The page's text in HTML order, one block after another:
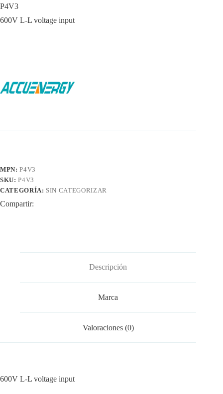
P4V3
600V L-L voltage input
MPN:P4V3
SKU:P4V3
CATEGORÍA: SIN CATEGORIZAR
Compartir:
Descripción
Marca
Valoraciones (0)
600V L-L voltage input